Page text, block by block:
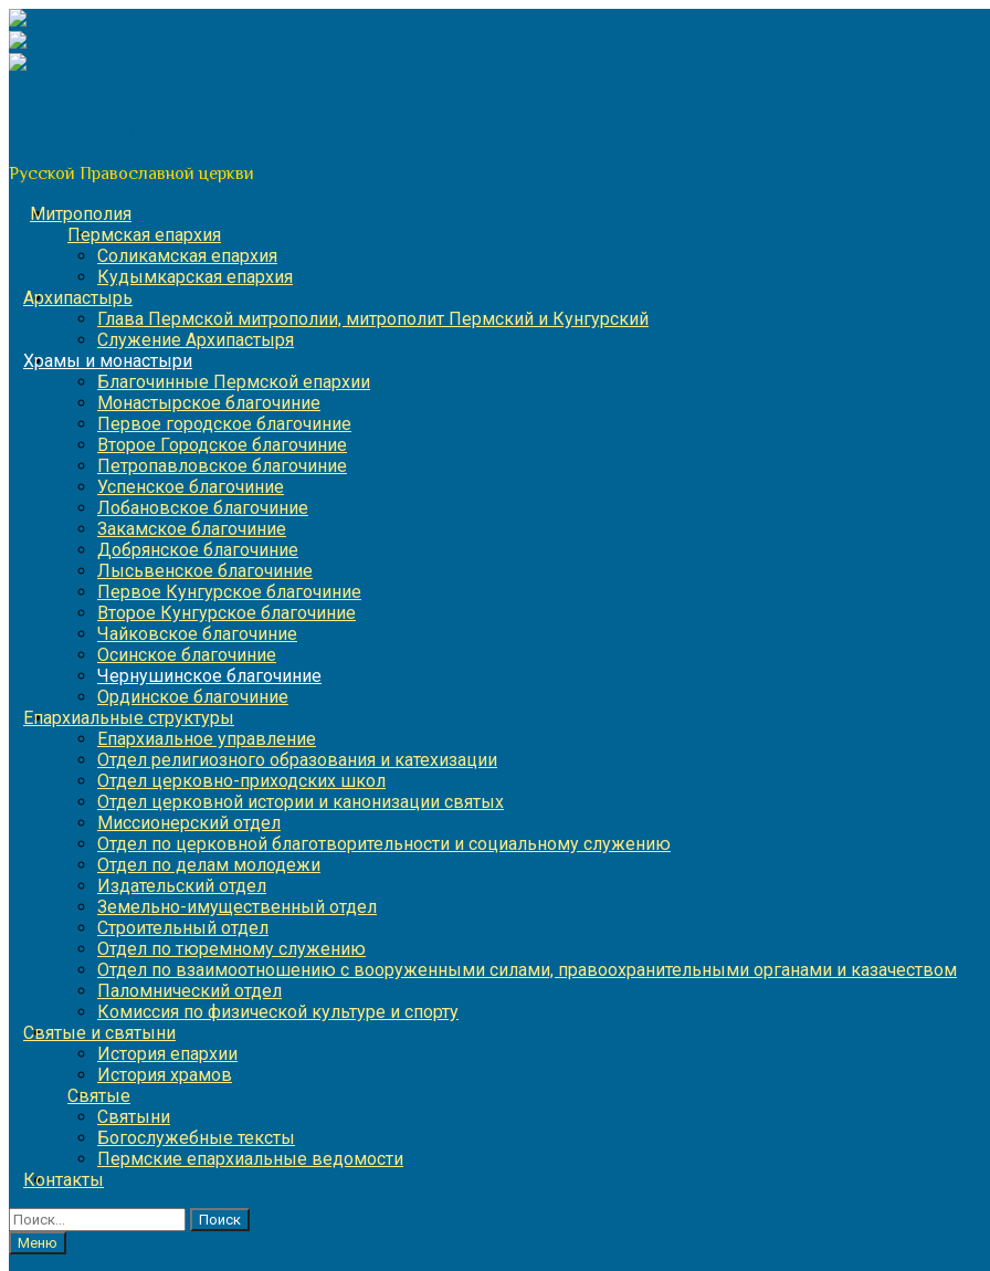
Перейти
к
содержимому
Русской Православной церкви
Митрополия
Пермская епархия
Соликамская епархия
Кудымкарская епархия
Архипастырь
Глава Пермской митрополии, митрополит Пермский и Кунгурский
Служение Архипастыря
Храмы и монастыри
Благочинные Пермской епархии
Монастырское благочиние
Первое городское благочиние
Второе Городское благочиние
Петропавловское благочиние
Успенское благочиние
Лобановское благочиние
Закамское благочиние
Добрянское благочиние
Лысьвенское благочиние
Первое Кунгурское благочиние
Второе Кунгурское благочиние
Чайковское благочиние
Осинское благочиние
Чернушинское благочиние
Ординское благочиние
Епархиальные структуры
Епархиальное управление
Отдел религиозного образования и катехизации
Отдел церковно-приходских школ
Отдел церковной истории и канонизации святых
Миссионерский отдел
Отдел по церковной благотворительности и социальному служению
Отдел по делам молодежи
Издательский отдел
Земельно-имущественный отдел
Строительный отдел
Отдел по тюремному служению
Отдел по взаимоотношению с вооруженными силами, правоохранительными органами и казачеством
Паломнический отдел
Комиссия по физической культуре и спорту
Святые и святыни
История епархии
История храмов
Святые
Святыни
Богослужебные тексты
Пермские епархиальные ведомости
Контакты
Найти:
Меню